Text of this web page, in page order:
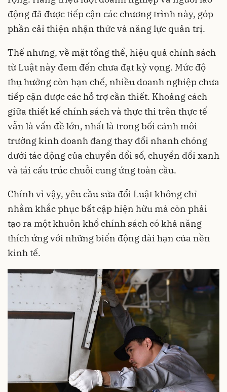
động đã được tiếp cận các chương trình này, góp
phần cải thiện nhận thức và năng lực quản trị.
Thế nhưng, về mặt tổng thể, hiệu quả chính sách
từ Luật này đem đến chưa đạt kỳ vọng. Mức độ
thụ hưởng còn hạn chế, nhiều doanh nghiệp chưa
tiếp cận được các hỗ trợ cần thiết. Khoảng cách
giữa thiết kế chính sách và thực thi trên thực tế
vẫn là vấn đề lớn, nhất là trong bối cảnh môi
trường kinh doanh đang thay đổi nhanh chóng
dưới tác động của chuyển đổi số, chuyển đổi xanh
và tái cấu trúc chuỗi cung ứng toàn cầu.
Chính vì vậy, yêu cầu sửa đổi Luật không chỉ
nhằm khắc phục bất cập hiện hữu mà còn phải
tạo ra một khuôn khổ chính sách có khả năng
thích ứng với những biến động dài hạn của nền
kinh tế.